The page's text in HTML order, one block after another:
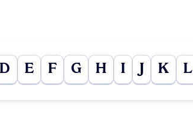
D E F G H I K L